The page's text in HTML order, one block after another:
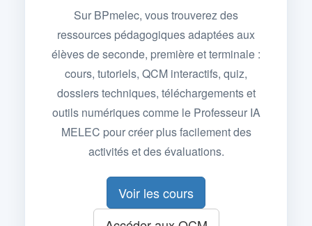
Sur BPmelec, vous trouverez des
ressources pédagogiques adaptées aux
élèves de seconde, première et terminale :
cours, tutoriels, QCM interactifs, quiz,
dossiers techniques, téléchargements et
outils numériques comme le Professeur IA
MELEC pour créer plus facilement des
activités et des évaluations.
Voir les cours